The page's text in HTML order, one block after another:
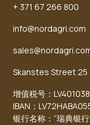
+ 371 67 266 800
info@nordagri.com
Skanstes Street 25
增值税号：
IBAN：
银行名称：“瑞典银行